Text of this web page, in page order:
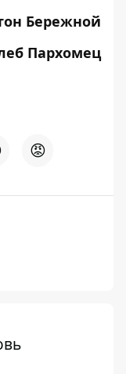
Бережной
Пархомец
😡